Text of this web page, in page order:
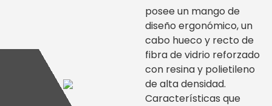
posee un mango de
diseño ergonómico, un
cabo hueco y recto de
fibra de vidrio reforzado
con resina y polietileno
de alta densidad.
Características que